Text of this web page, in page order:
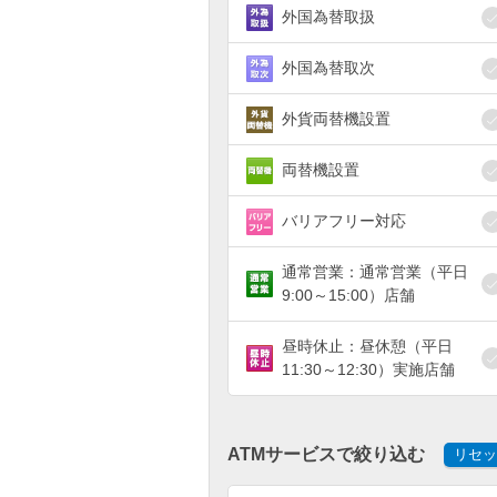
外国為替取扱
外国為替取次
外貨両替機設置
両替機設置
バリアフリー対応
通常営業：通常営業（平日
9:00～15:00）店舗
昼時休止：昼休憩（平日
11:30～12:30）実施店舗
ATMサービスで絞り込む リセ